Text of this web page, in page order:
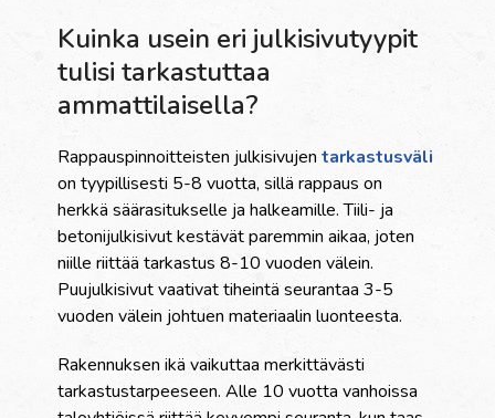
Kuinka usein eri julkisivutyypit
tulisi tarkastuttaa
ammattilaisella?
Rappauspinnoitteisten julkisivujentarkastusväli
on tyypillisesti 5-8 vuotta, sillä rappaus on
herkkä säärasitukselle ja halkeamille. Tiili- ja
betonijulkisivut kestävät paremmin aikaa, joten
niille riittää tarkastus 8-10 vuoden välein.
Puujulkisivut vaativat tiheintä seurantaa 3-5
vuoden välein johtuen materiaalin luonteesta.
Rakennuksen ikä vaikuttaa merkittävästi
tarkastustarpeeseen. Alle 10 vuotta vanhoissa